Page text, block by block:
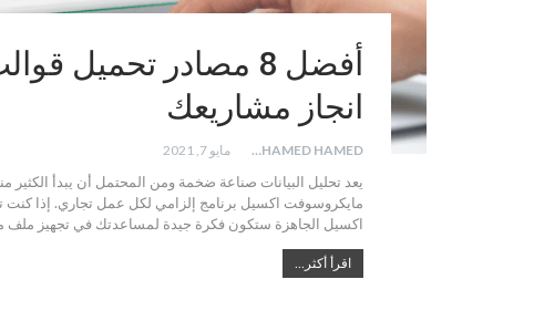
أفضل 8 مصادر
انجاز مشاريعك
MOHAMED HAMED مايو 7, 2021
يعد تحليل البيانات صناعة ضخمة ومن المحتمل أن يبدأ الكثير
مايكروسوفت اكسيل برنامج إلزامي لكل عمل تجاري. إذا كنت
اكسيل الجاهزة ستكون فكرة جيدة لمساعدتك في تجهيز
اقرأ أكثر...